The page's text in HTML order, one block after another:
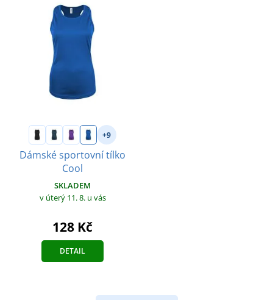
+9
Dámské sportovní tílko
Cool
SKLADEM
v úterý 11. 8. u vás
128 Kč
DETAIL